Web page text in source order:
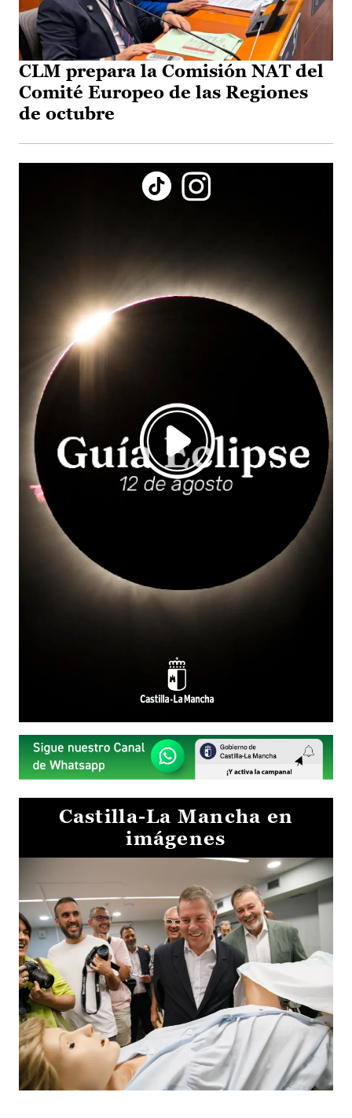
CLM prepara la Comisión NAT del
Comité Europeo de las Regiones
de octubre
Castilla-La Mancha en
imágenes